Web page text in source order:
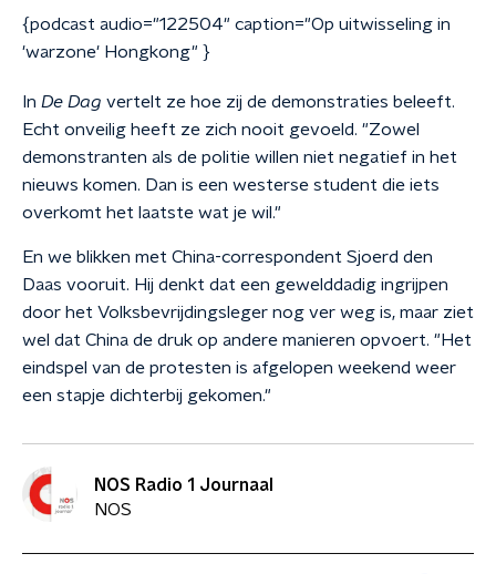
{podcast audio="122504" caption="Op uitwisseling in
'warzone' Hongkong" }
In De Dag vertelt ze hoe zij de demonstraties beleeft.
Echt onveilig heeft ze zich nooit gevoeld. "Zowel
demonstranten als de politie willen niet negatief in het
nieuws komen. Dan is een westerse student die iets
overkomt het laatste wat je wil."
En we blikken met China-correspondent Sjoerd den
Daas vooruit. Hij denkt dat een gewelddadig ingrijpen
door het Volksbevrijdingsleger nog ver weg is, maar ziet
wel dat China de druk op andere manieren opvoert. "Het
eindspel van de protesten is afgelopen weekend weer
een stapje dichterbij gekomen."
NOS Radio 1 Journaal
NOS